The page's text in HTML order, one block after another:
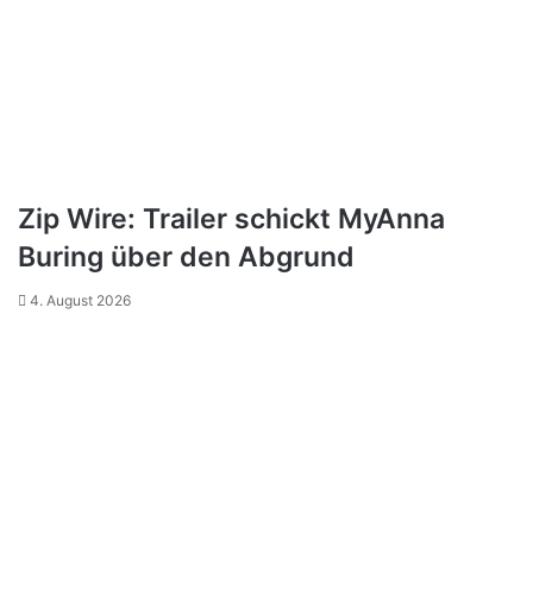
Zip Wire: Trailer schickt MyAnna
Buring über den Abgrund
4. August 2026